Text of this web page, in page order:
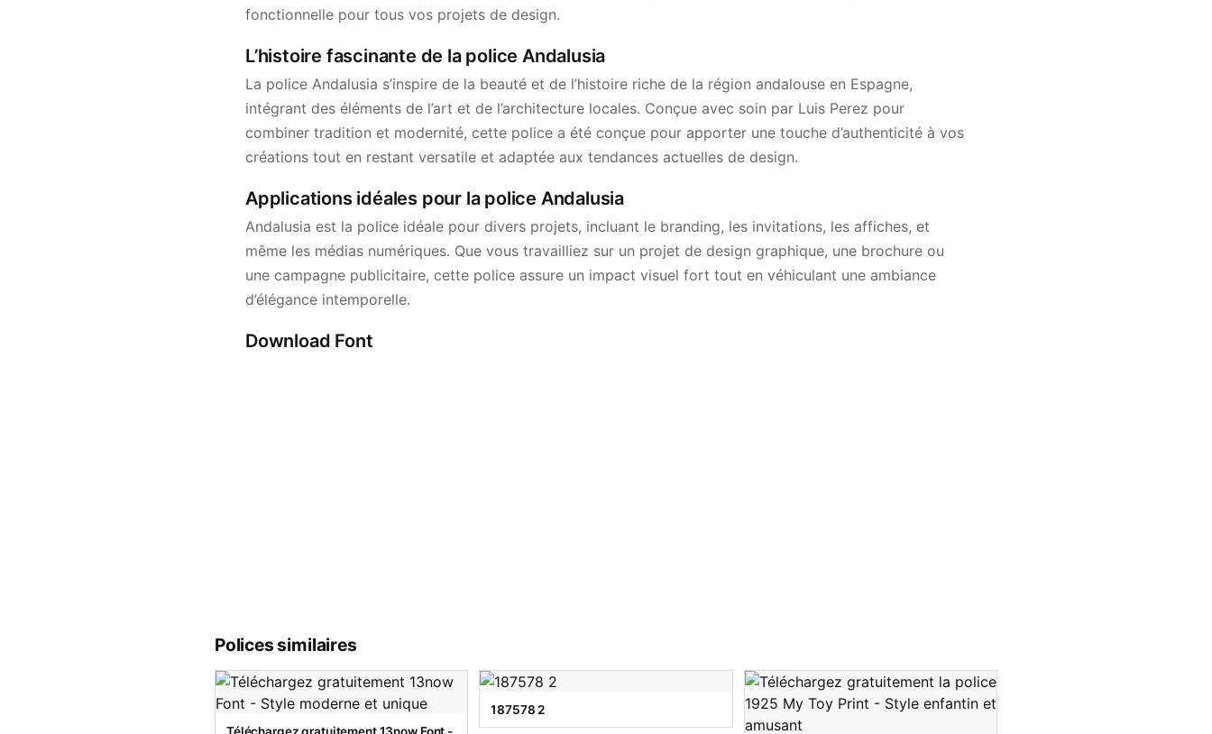
fonctionnelle pour tous vos projets de design.
L’histoire fascinante de la police Andalusia
La police Andalusia s’inspire de la beauté et de l’histoire riche de la région andalouse en Espagne,
intégrant des éléments de l’art et de l’architecture locales. Conçue avec soin par Luis Perez pour
combiner tradition et modernité, cette police a été conçue pour apporter une touche d’authenticité à vos
créations tout en restant versatile et adaptée aux tendances actuelles de design.
Applications idéales pour la police Andalusia
Andalusia est la police idéale pour divers projets, incluant le branding, les invitations, les affiches, et
même les médias numériques. Que vous travailliez sur un projet de design graphique, une brochure ou
une campagne publicitaire, cette police assure un impact visuel fort tout en véhiculant une ambiance
d’élégance intemporelle.
Download Font
Polices similaires
187578 2